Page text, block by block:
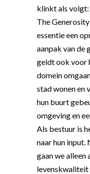
klinkt als
The
essentie een
aanpak van de
geldt ook voor
domein
stad wonen en
hun buurt
omgeving en
Als bestuur is
naar hun input.
gaan we alleen
levenskwaliteit